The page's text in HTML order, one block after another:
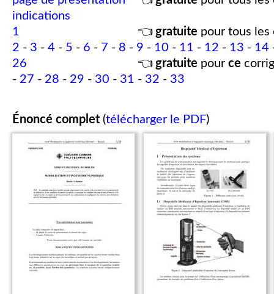
indications
1
👈 gratuite pour tous les
2 - 3 - 4 - 5 - 6 - 7 - 8 - 9 - 10 - 11 - 12 - 13 - 14
26
👈 gratuite pour ce
- 27 - 28 - 29 - 30 - 31 - 32 - 33
Énoncé complet (télécharger le PDF)